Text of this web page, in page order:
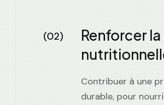
(02)
Renforcer
Contribuer à une
durable, pour